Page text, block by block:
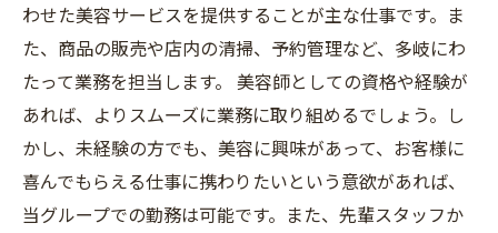
わせた美容サービスを提供することが主な仕事です。ま
た、商品の販売や店内の清掃、予約管理など、多岐にわ
たって業務を担当します。 美容師としての資格や経験が
あれば、よりスムーズに業務に取り組めるでしょう。し
かし、未経験の方でも、美容に興味があって、お客様に
喜んでもらえる仕事に携わりたいという意欲があれば、
当グループでの勤務は可能です。また、先輩スタッフか